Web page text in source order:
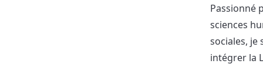
Passionné
sciences
sociales, je
intégrer la